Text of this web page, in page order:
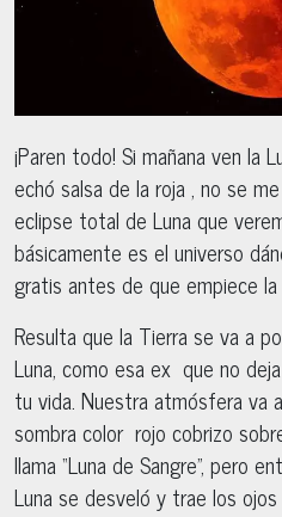
¡Paren todo! Si mañana ven la
echó salsa de la roja , no se
eclipse total de Luna que
básicamente es el universo
gratis antes de que empiece la
Resulta que la Tierra se va a
Luna, como esa ex que no
tu vida. Nuestra atmósfera va
sombra color rojo cobrizo
llama “Luna de Sangre”, pero
Luna se desveló y trae los